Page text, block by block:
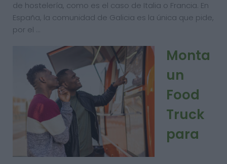
de hostelería, como es el caso de Italia o Francia. En
España, la comunidad de Galicia es la única que pide,
por el …
Monta
un
Food
Truck
para